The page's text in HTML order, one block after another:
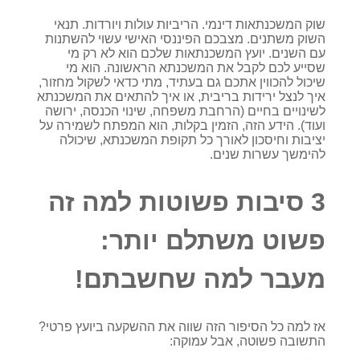
שוק המשכנתאות דינמי. הריביות עולות ויורדות. תנאי
השוק משתנים. מצבכם הפיננסי האישי עשוי להשתנות
עם השנים. יועץ המשכנתאות שלכם הוא לא רק מי
שסייע לכם לקבל את המשכנתא הראשונה. הוא מי
שיכול להכווין אתכם גם בעתיד, מתי כדאי לשקול מחזור,
איך לנצל ירידות בריבית, או איך להתאים את המשכנתא
לשינויים בחיים (הרחבת משפחה, שינוי הכנסה, ירושה
ועוד). הידע הזה, הזמין בקלות, הוא המפתח לשמירה על
יציבות וחיסכון לאורך כל תקופת המשכנתא, שיכולה
להימשך עשרות שנים.
3 סיבות פשוטות למה זה
פשוט משתלם יותר:
מעבר למה שחשבתם!
אז למה כל הסיפור הזה שווה את ההשקעה ביועץ פרטי?
התשובה פשוטה, אבל עמוקה: